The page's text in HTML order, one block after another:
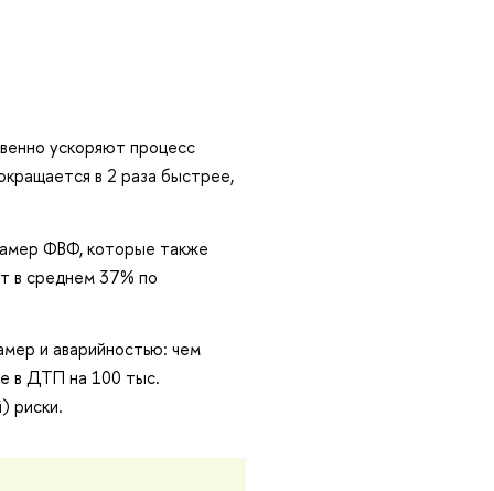
ускоряют процесс
в 2 раза быстрее,
ФВФ, которые также
в среднем 37% по
и аварийностью: чем
в ДТП на 100 тыс.
риски.